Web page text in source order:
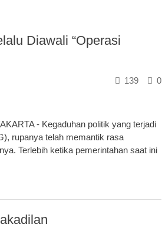
Diawali “Operasi
0
139
- Kegaduhan politik yang terjadi
rupanya telah memantik rasa
Terlebih ketika pemerintahan saat ini